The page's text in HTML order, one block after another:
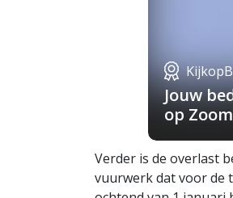
Jouw
op
Verder is de overlast
vuurwerk dat voor de